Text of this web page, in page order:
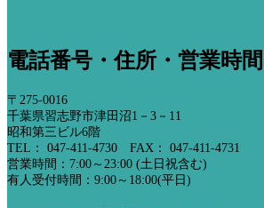
電話番号・住所・営業時間
〒275-0016
千葉県習志野市津田沼1－3－11
昭和第三ビル6階
TEL： 047-411-4730 FAX： 047-411-4731
営業時間：7:00～23:00 (土日祝含む)
有人受付時間：9:00～18:00(平日)